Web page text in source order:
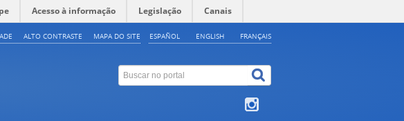
Acesso à informação Legislação Canais
ESPAÑOL ENGLISH FRANÇAIS
ALTO CONTRASTE MAPA DO SITE